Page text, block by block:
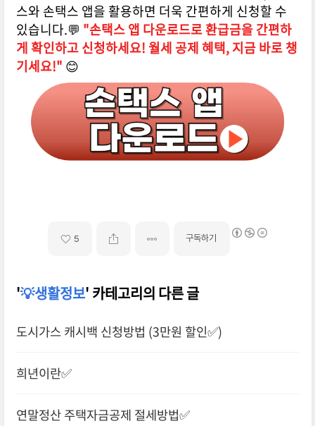
스와 손택스 앱을 활용하면 더욱 간편하게 신청할 수
있습니다.💬 "손택스 앱 다운로드로 환급금을 간편하
게 확인하고 신청하세요! 월세 공제 혜택, 지금 바로 챙
기세요!" 😊
5 구독하기
'💡생활정보' 카테고리의 다른 글
도시가스 캐시백 신청방법 (3만원 할인✅)
희년이란✅
연말정산 주택자금공제 절세방법✅